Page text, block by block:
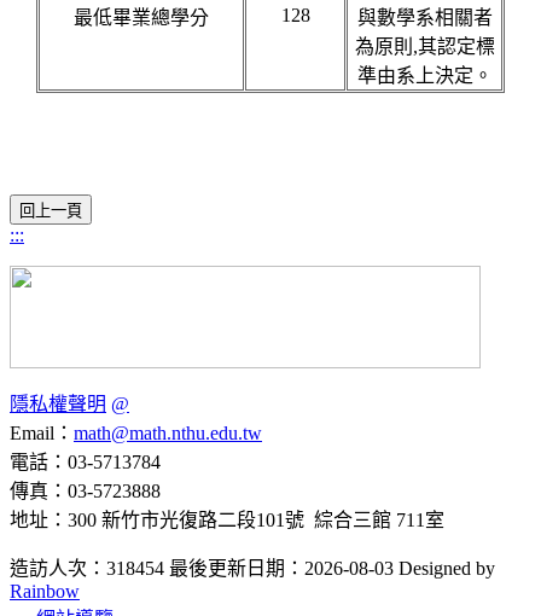
最低畢業總學分 128
與數學系相關者
為原則,其認定標
準由系上決定。
:::
隱私權聲明 @
Email： math@math.nthu.edu.tw
電話：03-5713784
傳真：03-5723888
地址：300 新竹市光復路二段101號 綜合三館 711室
造訪人次：318454 最後更新日期：2026-08-03 Designed by
Rainbow